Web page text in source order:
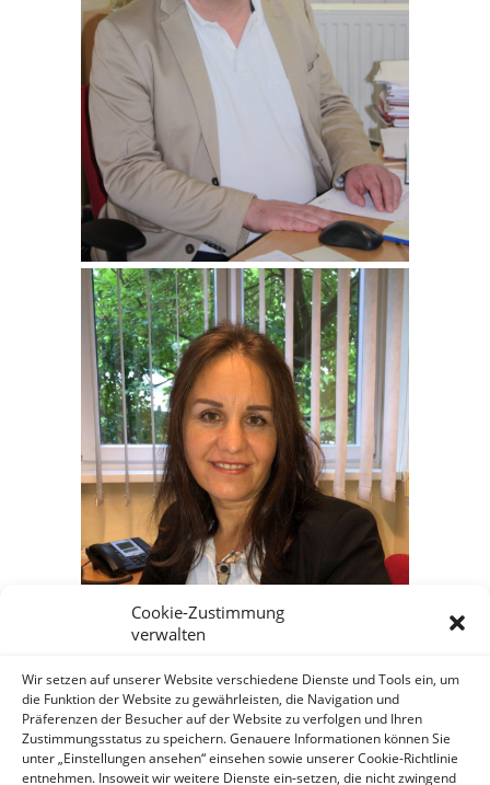
Cookie-Zustimmung
verwalten
Wir setzen auf unserer Website verschiedene Dienste und Tools ein, um
die Funktion der Website zu gewährleisten, die Navigation und
Präferenzen der Besucher auf der Website zu verfolgen und Ihren
Zustimmungsstatus zu speichern. Genauere Informationen können Sie
unter „Einstellungen ansehen“ einsehen sowie unserer Cookie-Richtlinie
entnehmen. Insoweit wir weitere Dienste ein-setzen, die nicht zwingend